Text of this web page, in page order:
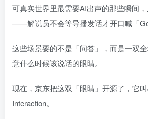
可真实世界里最需要AI出声的那些瞬间
——解说员不会等导播发话才开口喊「
这些场景要的不是「问答」，而是一双
意什么时候该说话的眼睛。
现在，京东把这双「眼睛」开源了，它
Interaction。